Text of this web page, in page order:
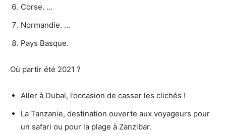
Corse. …
Normandie. …
Pays Basque.
Où partir été 2021 ?
Aller à Dubaï, l’occasion de casser les clichés !
La Tanzanie, destination ouverte aux voyageurs pour
un safari ou pour la plage à Zanzibar.